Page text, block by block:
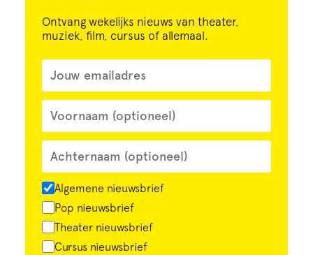
Ontvang wekelijks nieuws van theater,
muziek, film, cursus of allemaal.
Algemene nieuwsbrief
Pop nieuwsbrief
Theater nieuwsbrief
Cursus nieuwsbrief